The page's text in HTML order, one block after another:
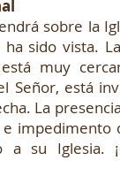
sobre la
sido vista.
muy
Señor, está
La
impedimento
su Iglesia.